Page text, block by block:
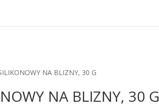
NA BLIZNY, 30 G
NA BLIZNY, 30 G